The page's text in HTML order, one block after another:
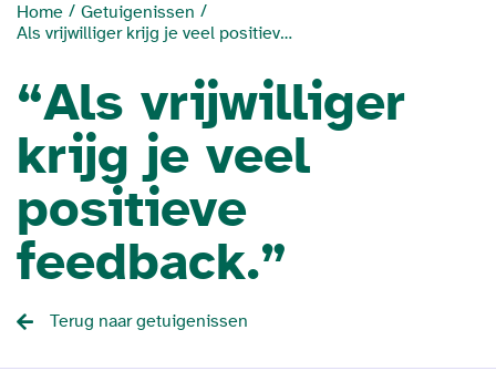
Home
Getuigenissen
Als vrijwilliger krijg je veel positieve feedback.
“Als vrijwilliger
krijg je veel
positieve
feedback.”
Terug naar getuigenissen